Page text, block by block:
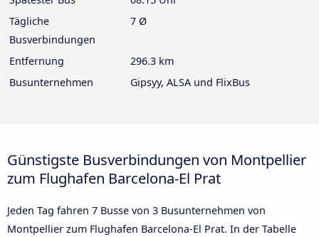
Tägliche
Busverbindungen
7 Ø
Entfernung
296.3 km
Busunternehmen
Gipsyy, ALSA und FlixBus
Günstigste Busverbindungen von Montpellier
zum Flughafen Barcelona-El Prat
Jeden Tag fahren 7 Busse von 3 Busunternehmen von
Montpellier zum Flughafen Barcelona-El Prat. In der Tabelle